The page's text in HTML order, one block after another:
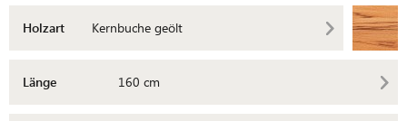
Holzart Kernbuche geölt
Länge 160 cm